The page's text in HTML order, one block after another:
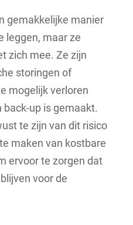
gemakkelijke manier
leggen, maar ze
zich mee. Ze zijn
storingen of
mogelijk verloren
back-up is gemaakt.
te zijn van dit risico
maken van kostbare
ervoor te zorgen dat
voor de